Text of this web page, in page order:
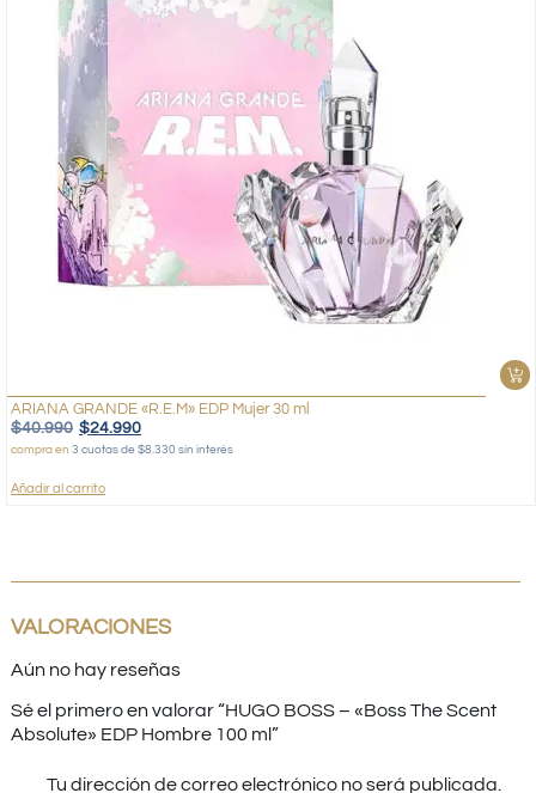
ARIANA GRANDE «R.E.M» EDP Mujer 30 ml
$40.990 $24.990
compra en 3 cuotas de $8.330 sin interés
Añadir al carrito
VALORACIONES
Aún no hay reseñas
Sé el primero en valorar “HUGO BOSS – «Boss The Scent
Absolute» EDP Hombre 100 ml”
Tu dirección de correo electrónico no será publicada.